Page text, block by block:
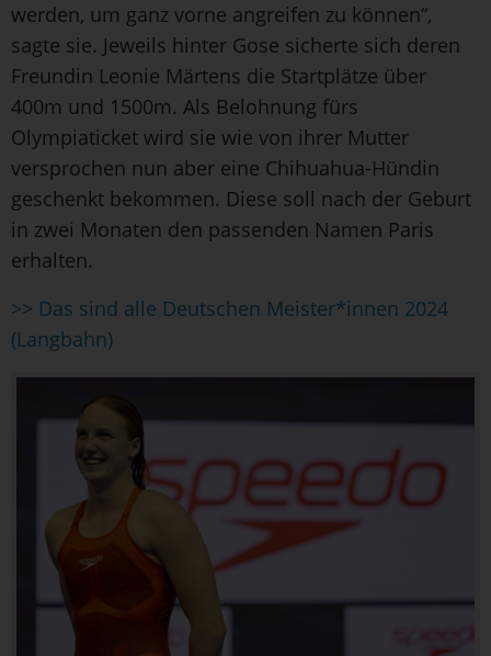
werden, um ganz vorne angreifen zu können“,
sagte sie. Jeweils hinter Gose sicherte sich deren
Freundin Leonie Märtens die Startplätze über
400m und 1500m. Als Belohnung fürs
Olympiaticket wird sie wie von ihrer Mutter
versprochen nun aber eine Chihuahua-Hündin
geschenkt bekommen. Diese soll nach der Geburt
in zwei Monaten den passenden Namen Paris
erhalten.
>> Das sind alle Deutschen Meister*innen 2024
(Langbahn)